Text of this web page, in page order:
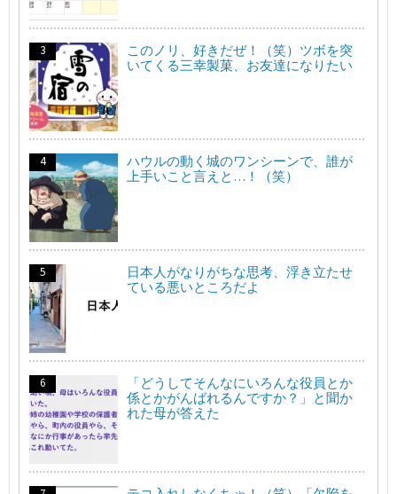
このノリ、好きだぜ！（笑）ツボを突
いてくる三幸製菓、お友達になりたい
ハウルの動く城のワンシーンで、誰が
上手いこと言えと…！（笑）
日本人がなりがちな思考、浮き立たせ
ている悪いところだよ
「どうしてそんなにいろんな役員とか
係とかがんばれるんですか？」と聞か
れた母が答えた